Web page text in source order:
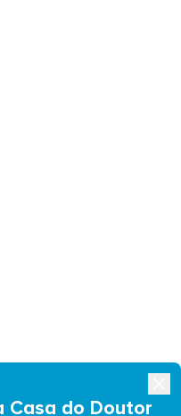
Casa do Doutor